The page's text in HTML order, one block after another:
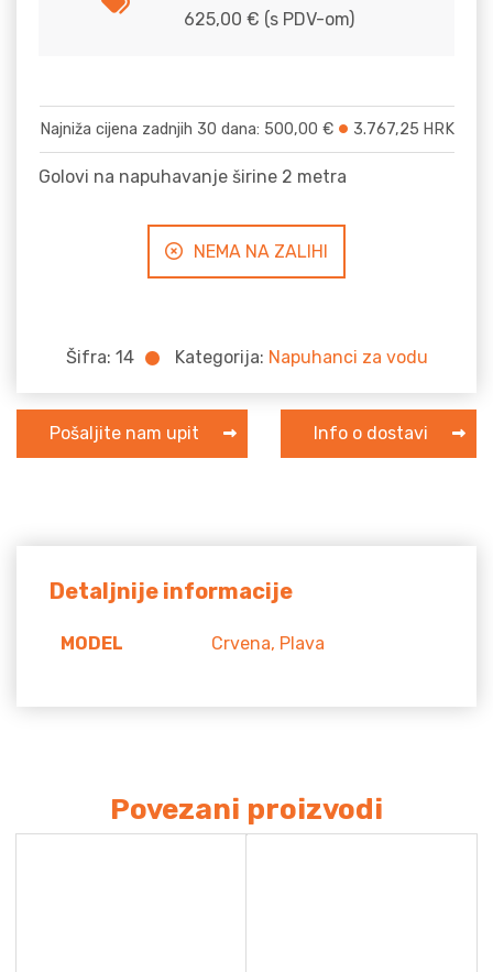
625,00 € (s PDV-om)
Najniža cijena zadnjih 30 dana: 500,00 € 3.767,25 HRK
Golovi na napuhavanje širine 2 metra
NEMA NA ZALIHI
Šifra: 14 Kategorija: Napuhanci za vodu
Pošaljite nam upit Info o dostavi
Detaljnije informacije
MODEL Crvena, Plava
Povezani proizvodi